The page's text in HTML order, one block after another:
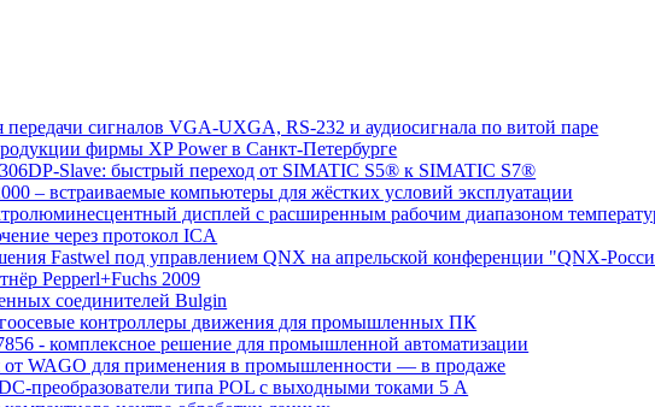
сигналов VGA-UXGA, RS-232 и аудиосигнала по витой паре
фирмы XP Power в Санкт-Петербурге
Slave: быстрый переход от SIMATIC S5® к SIMATIC S7®
– встраиваемые компьютеры для жёстких условий эксплуатации
дисплей с расширенным рабочим диапазоном
через протокол ICA
Fastwel под управлением QNX на апрельской конференции "QNX-
Pepperl+Fuchs 2009
соединителей Bulgin
контроллеры движения для промышленных ПК
- комплексное решение для промышленной автоматизации
WAGO для применения в промышленности — в продаже
преобразователи типа POL с выходными токами 5 А